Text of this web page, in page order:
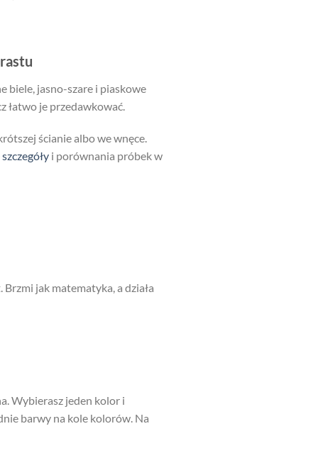
biele, jasno-szare i piaskowe
łatwo je przedawkować.
ścianie albo we wnęce.
szczegóły i porównania próbek w
jak matematyka, a działa
Wybierasz jeden kolor i
barwy na kole kolorów. Na